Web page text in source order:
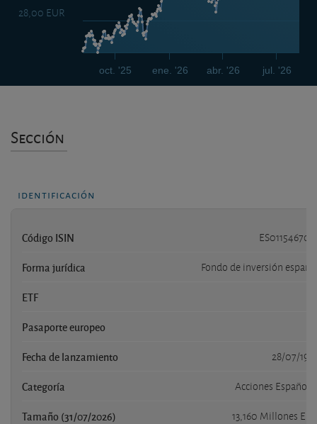
ene. '26 jul. '26
oct. '25 abr. '26
28,00 EUR
Sección
identificación
Código ISIN
Forma jurídica Fondo de inversión
ETF
Pasaporte europeo
Fecha de lanzamiento 28/07/
Categoría Acciones
Tamaño (31/07/2026) 13,160 Millones